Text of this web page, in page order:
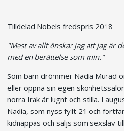
Tilldelad Nobels fredspris 2018
"Mest av allt önskar jag att jag är
med en berättelse som min."
Som barn drömmer Nadia Murad
eller öppna sin egen
norra Irak är lugnt och stilla. I
Nadia, som nyss fyllt 21 och
kidnappas och säljs som sexslav